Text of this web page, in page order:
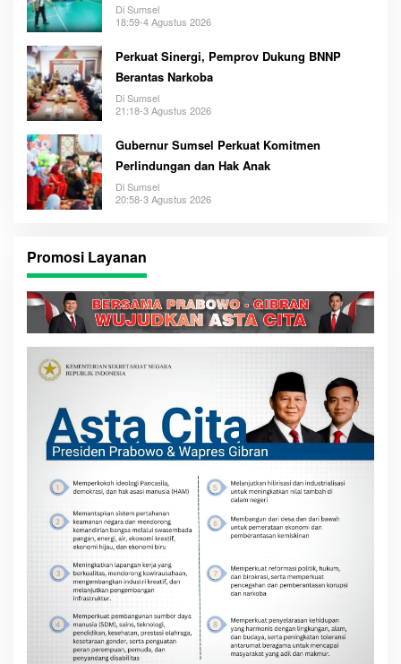
Di Sumsel
18:59-4 Agustus 2026
Perkuat Sinergi, Pemprov Dukung BNNP
Berantas Narkoba
Di Sumsel
21:18-3 Agustus 2026
Gubernur Sumsel Perkuat Komitmen
Perlindungan dan Hak Anak
Di Sumsel
20:58-3 Agustus 2026
Promosi Layanan